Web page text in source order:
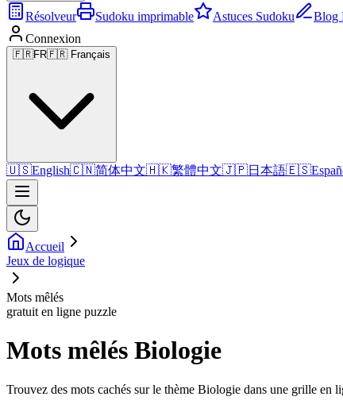
Résolveur Sudoku imprimable Astuces Sudoku
Blog
Connexion
🇫🇷FR🇫🇷 Français
🇺🇸English🇨🇳简体中文🇭🇰繁體中文🇯🇵日本語🇪🇸
Accueil
Jeux de logique
Mots mêlés
gratuit en ligne puzzle
Mots mêlés Biologie
Trouvez des mots cachés sur le thème Biologie dans une grille